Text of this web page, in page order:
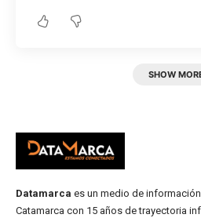
SHOW
Datamarca es un medio de
Catamarca con 15 años de trayectoria